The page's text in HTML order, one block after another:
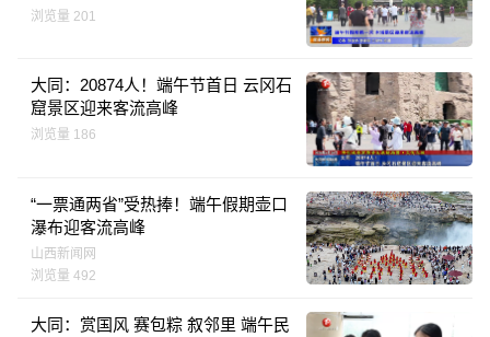
浏览量 201
大同：20874人！端午节首日 云冈石
窟景区迎来客流高峰
浏览量 186
“一票通两省”受热捧！端午假期壶口
瀑布迎客流高峰
山西新闻网
浏览量 492
大同：赏国风 赛包粽 叙邻里 端午民